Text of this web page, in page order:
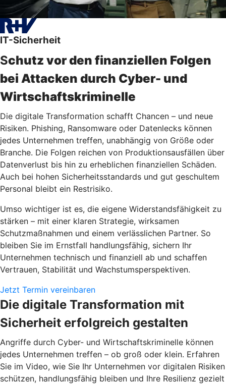
IT-Sicherheit
Schutz vor den finanziellen Folgen
bei Attacken durch Cyber- und
Wirtschaftskriminelle
Die digitale Transformation schafft Chancen – und neue
Risiken. Phishing, Ransomware oder Datenlecks können
jedes Unternehmen treffen, unabhängig von Größe oder
Branche. Die Folgen reichen von Produktionsausfällen über
Datenverlust bis hin zu erheblichen finanziellen Schäden.
Auch bei hohen Sicherheitsstandards und gut geschultem
Personal bleibt ein Restrisiko.
Umso wichtiger ist es, die eigene Widerstandsfähigkeit zu
stärken – mit einer klaren Strategie, wirksamen
Schutzmaßnahmen und einem verlässlichen Partner. So
bleiben Sie im Ernstfall handlungsfähig, sichern Ihr
Unternehmen technisch und finanziell ab und schaffen
Vertrauen, Stabilität und Wachstumsperspektiven.
Jetzt Termin vereinbaren
Die digitale Transformation mit
Sicherheit erfolgreich gestalten
Angriffe durch Cyber- und Wirtschaftskriminelle können
jedes Unternehmen treffen – ob groß oder klein. Erfahren
Sie im Video, wie Sie Ihr Unternehmen vor digitalen Risiken
schützen, handlungsfähig bleiben und Ihre Resilienz gezielt